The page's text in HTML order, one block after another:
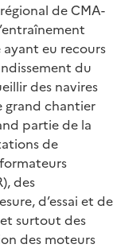
de CMA-
eu recours
du
des navires
grand chantier
partie de la
de
des
d’essai et de
et surtout des
des moteurs